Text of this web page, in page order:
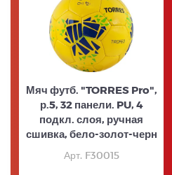
Мяч футб. "TORRES Pro",
р.5, 32 панели. PU, 4
подкл. слоя, ручная
сшивка, бело-золот-черн
Арт. F30015